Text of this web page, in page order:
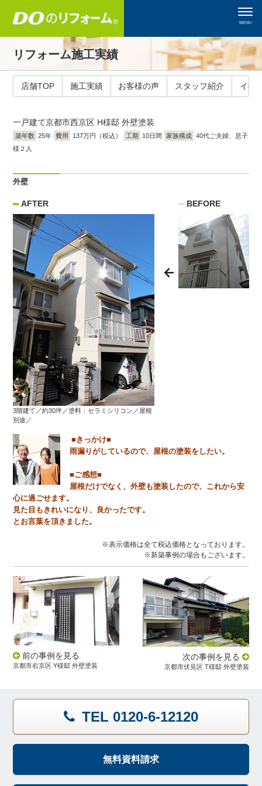
MENU
リフォーム施工実績
店舗TOP 施工実績 お客様の声 スタッフ紹介 イベ
一戸建て京都市西京区 H様邸 外壁塗装
築年数 25年 費用 137万円（税込） 工期 10日間 家族構成 40代ご夫婦、息子
様２人
外壁
BEFORE
AFTER
3階建て／約30坪／塗料：セラミシリコン／屋根
別途／
■きっかけ■
雨漏りがしているので、屋根の塗装をしたい。
■ご感想■
屋根だけでなく、外壁も塗装したので、これから安
心に過ごせます。
見た目もきれいになり、良かったです。
とお言葉を頂きました。
※表示価格は全て税込価格となっております。
※新築事例の場合もございます。
前の事例を見る
京都市右京区 Y様邸 外壁塗装
次の事例を見る
京都市伏見区 T様邸 外壁塗装
TEL 0120-6-12120
無料資料請求